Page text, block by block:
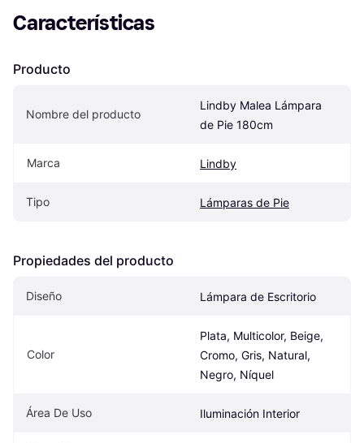
Características
Producto
Nombre del producto
Lindby Malea Lámpara
de Pie 180cm
Marca Lindby
Tipo Lámparas de Pie
Propiedades del producto
Diseño Lámpara de Escritorio
Color
Plata, Multicolor, Beige,
Cromo, Gris, Natural,
Negro, Níquel
Área De Uso Iluminación Interior